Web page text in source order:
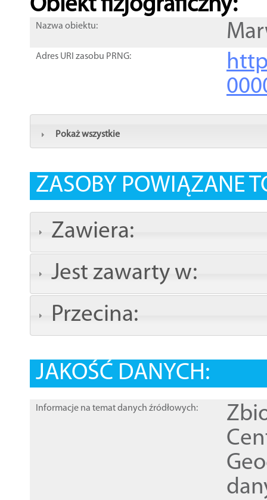
Obiekt fizjograficzny:
Nazwa obiektu:
Adres URI zasobu PRNG:
Pokaż wszystkie
ZASOBY POWIĄZANE
Zawiera:
Jest zawarty w:
Przecina:
JAKOŚĆ DANYCH:
Informacje na temat danych źródłowych: